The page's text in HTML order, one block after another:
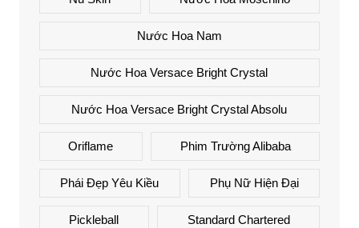
Nước Hoa Nam
Nước Hoa Versace Bright Crystal
Nước Hoa Versace Bright Crystal Absolu
Oriflame Phim Trường Alibaba
Phái Đẹp Yêu Kiều Phụ Nữ Hiện Đại
Pickleball Standard Chartered